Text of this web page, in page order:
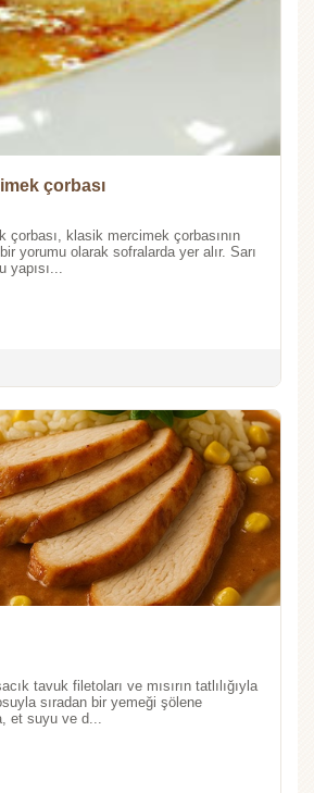
çorbası
çorbası, klasik mercimek çorbasının
yorumu olarak sofralarda yer alır. Sarı
tavuk filetoları ve mısırın tatlılığıyla
sıradan bir yemeği şölene
et suyu ve d...